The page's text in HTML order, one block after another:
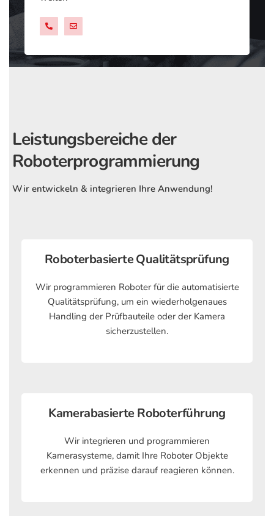
+49 8381 89009 0
Leistungsbereiche der
Roboterprogrammierung
Wir entwickeln & integrieren Ihre Anwendung!
Roboterbasierte Qualitätsprüfung
Wir programmieren Roboter für die automatisierte
Qualitätsprüfung, um ein wiederholgenaues
Handling der Prüfbauteile oder der Kamera
sicherzustellen.
Kamerabasierte Roboterführung
Wir integrieren und programmieren
Kamerasysteme, damit Ihre Roboter Objekte
erkennen und präzise darauf reagieren können.